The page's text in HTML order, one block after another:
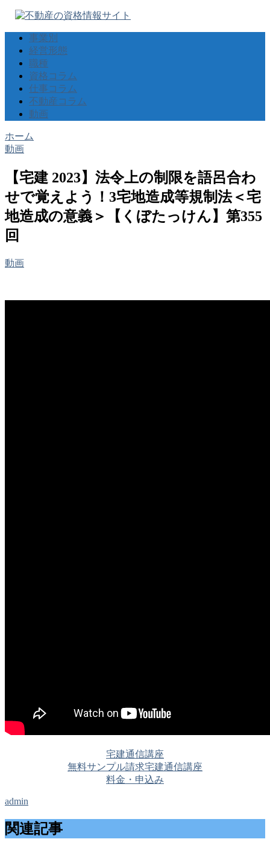
事業別
経営形態
職種
資格コラム
仕事コラム
不動産コラム
動画
ホーム
動画
【宅建 2023】法令上の制限を語呂合わ
せで覚えよう！3宅地造成等規制法＜宅
地造成の意義＞【くぼたっけん】第355
回
動画
宅建通信講座
無料サンプル請求宅建通信講座
料金・申込み
admin
関連記事